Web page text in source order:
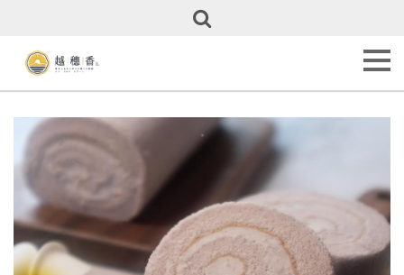
越
穗
香
甜
點
全
覽
Our
Cakes